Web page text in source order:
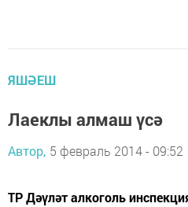
ЯШӘЕШ
Лаеклы алмаш үсә
Автор, 5 февраль 2014 - 09:52
ТР Дәүләт алкоголь